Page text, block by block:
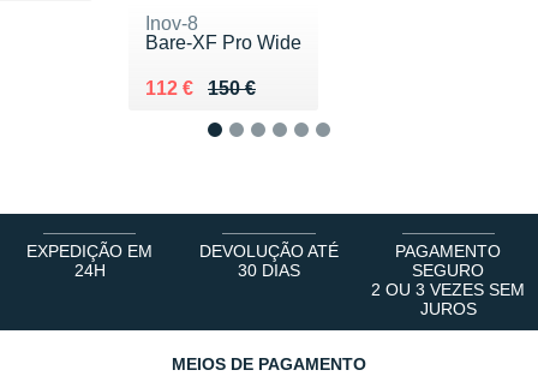
Inov-8
Bare-XF Pro Wide
150 €
Au lieu de 150 €
112 €
Vendu 112 €
EXPEDIÇÃO EM
24H
DEVOLUÇÃO ATÉ
30 DIAS
PAGAMENTO
SEGURO
2 OU 3 VEZES SEM
JUROS
MEIOS DE PAGAMENTO